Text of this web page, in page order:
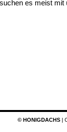
es meist mit
© HONIGDACHS |